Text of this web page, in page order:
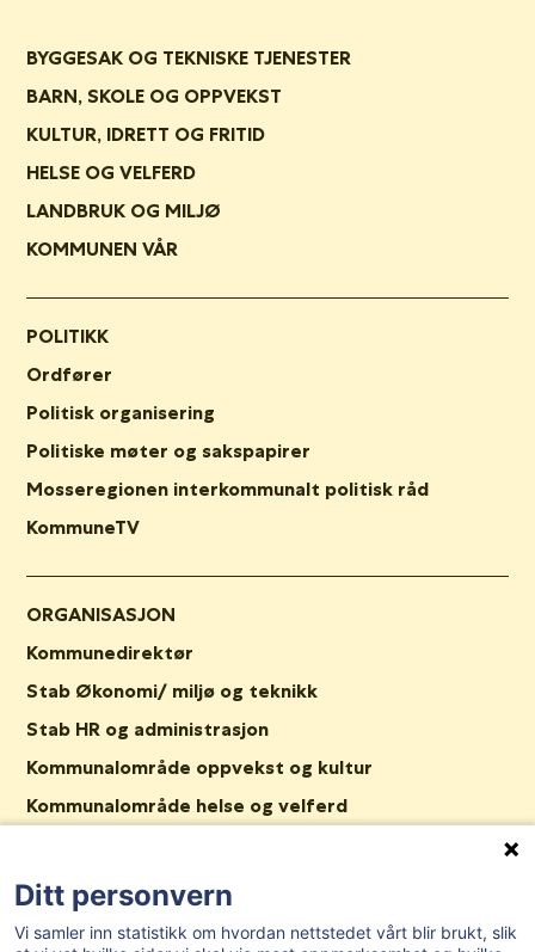
BYGGESAK OG TEKNISKE TJENESTER
BARN, SKOLE OG OPPVEKST
KULTUR, IDRETT OG FRITID
HELSE OG VELFERD
LANDBRUK OG MILJØ
KOMMUNEN VÅR
POLITIKK
Ordfører
Politisk organisering
Politiske møter og sakspapirer
Mosseregionen interkommunalt politisk råd
KommuneTV
ORGANISASJON
Kommunedirektør
Stab Økonomi/ miljø og teknikk
Stab HR og administrasjon
Kommunalområde oppvekst og kultur
Kommunalområde helse og velferd
Nav Våler
Ledige stillinger
Ditt personvern
Vi samler inn statistikk om hvordan nettstedet vårt blir brukt, slik